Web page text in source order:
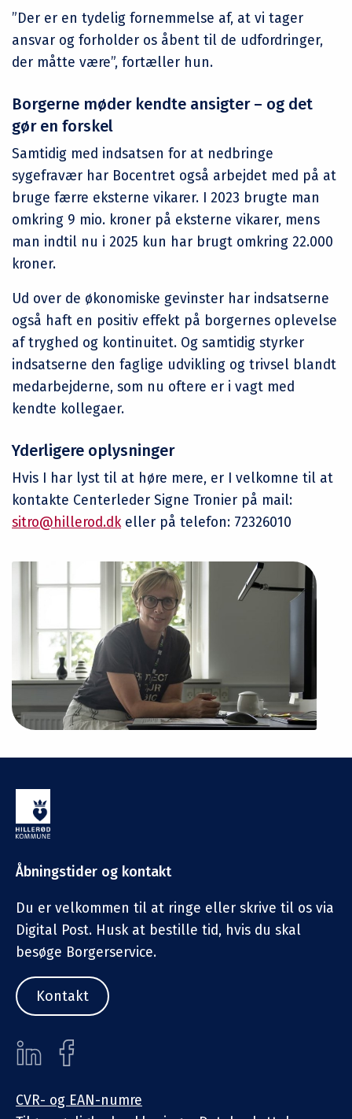
”Der er en tydelig fornemmelse af, at vi tager
ansvar og forholder os åbent til de udfordringer,
der måtte være”, fortæller hun.
Borgerne møder kendte ansigter – og det
gør en forskel
Samtidig med indsatsen for at nedbringe
sygefravær har Bocentret også arbejdet med på at
bruge færre eksterne vikarer. I 2023 brugte man
omkring 9 mio. kroner på eksterne vikarer, mens
man indtil nu i 2025 kun har brugt omkring 22.000
kroner.
Ud over de økonomiske gevinster har indsatserne
også haft en positiv effekt på borgernes oplevelse
af tryghed og kontinuitet. Og samtidig styrker
indsatserne den faglige udvikling og trivsel blandt
medarbejderne, som nu oftere er i vagt med
kendte kollegaer.
Yderligere oplysninger
Hvis I har lyst til at høre mere, er I velkomne til at
kontakte Centerleder Signe Tronier på mail:
sitro@hillerod.dkeller på telefon: 72326010
Åbningstider og kontakt
Du er velkommen til at ringe eller skrive til os via
Digital Post. Husk at bestille tid, hvis du skal
besøge Borgerservice.
Kontakt
CVR- og EAN-numre